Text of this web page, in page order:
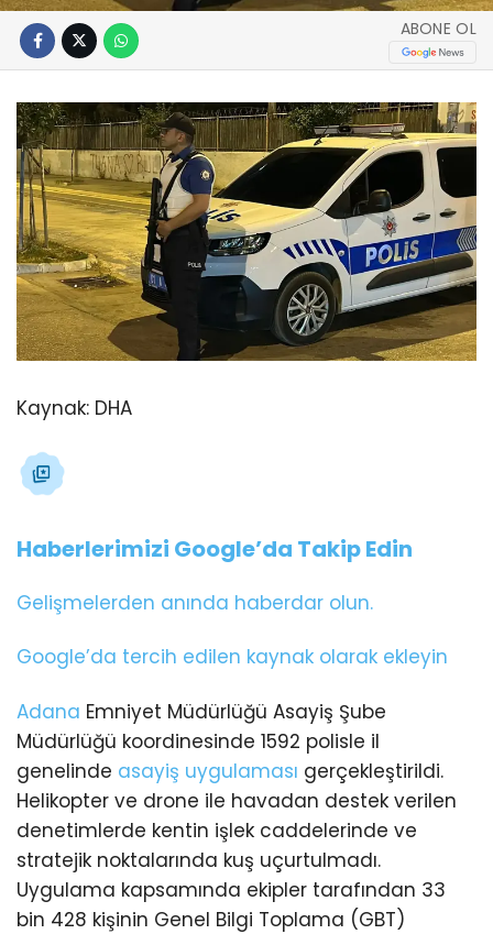
ABONE OL
Kaynak: DHA
Haberlerimizi Google’da Takip Edin
Gelişmelerden anında haberdar olun.
Google’da tercih edilen kaynak olarak ekleyin
Adana Emniyet Müdürlüğü Asayiş Şube
Müdürlüğü koordinesinde 1592 polisle il
genelinde asayiş uygulaması gerçekleştirildi.
Helikopter ve drone ile havadan destek verilen
denetimlerde kentin işlek caddelerinde ve
stratejik noktalarında kuş uçurtulmadı.
Uygulama kapsamında ekipler tarafından 33
bin 428 kişinin Genel Bilgi Toplama (GBT)